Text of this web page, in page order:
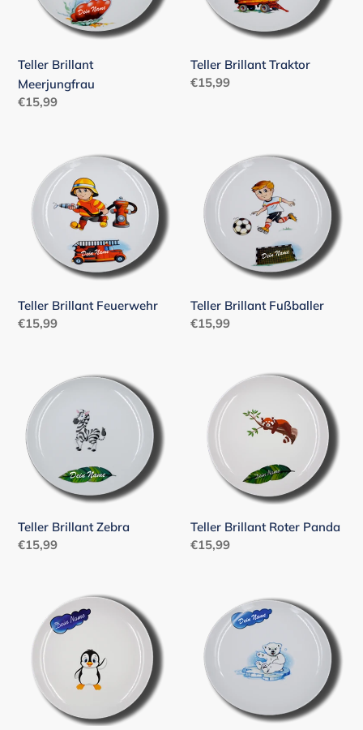
Teller Brillant
Meerjungfrau
Normaler
€15,99
Teller Brillant Traktor
Normaler
€15,99
Brillant
Feuerwehr
Teller Brillant Feuerwehr
Normaler
€15,99
Brillant
Fußballer
Teller Brillant Fußballer
Normaler
€15,99
Brillant
Zebra
Teller Brillant Zebra
Normaler
€15,99
Brillant
Roter
Teller Brillant Roter Panda
Normaler
€15,99
Brillant
Pinguin
Brillant
Eisbär